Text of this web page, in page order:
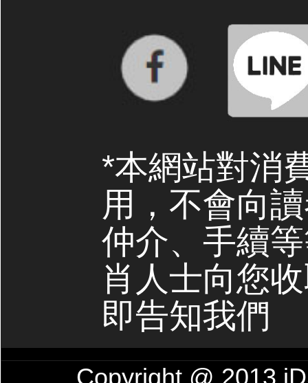
*本網站對消
用，不會向
仲介、手續
肖人士向您
即告知我們
Copyright @ 2013